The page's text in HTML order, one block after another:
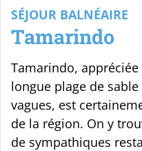
SÉJOUR BALNÉAIRE
Tamarindo
Tamarindo,
longue plage de
vagues, est
de la région. On y
de sympathiques